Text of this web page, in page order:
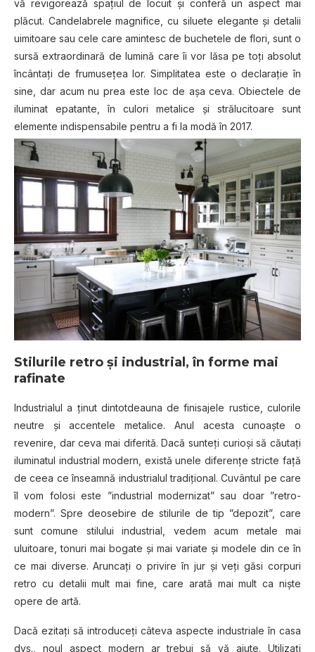
vă revigorează spațiul de locuit și conferă un aspect mai
plăcut. Candelabrele magnifice, cu siluete elegante și detalii
uimitoare sau cele care amintesc de buchetele de flori, sunt o
sursă extraordinară de lumină care îi vor lăsa pe toți absolut
încântați de frumusețea lor. Simplitatea este o declarație în
sine, dar acum nu prea este loc de așa ceva. Obiectele de
iluminat epatante, în culori metalice și strălucitoare sunt
elemente indispensabile pentru a fi la modă în 2017.
Stilurile retro și industrial, în forme mai
rafinate
Industrialul a ținut dintotdeauna de finisajele rustice, culorile
neutre și accentele metalice. Anul acesta cunoaște o
revenire, dar ceva mai diferită. Dacă sunteți curioși să căutați
iluminatul industrial modern, există unele diferențe stricte față
de ceea ce înseamnă industrialul tradițional. Cuvântul pe care
îl vom folosi este ”industrial modernizat” sau doar ”retro-
modern”. Spre deosebire de stilurile de tip ”depozit”, care
sunt comune stilului industrial, vedem acum metale mai
uluitoare, tonuri mai bogate și mai variate și modele din ce în
ce mai diverse. Aruncați o privire în jur și veți găsi corpuri
retro cu detalii mult mai fine, care arată mai mult ca niște
opere de artă.
Dacă ezitați să introduceți câteva aspecte industriale în casa
dvs., noul aspect modern ar trebui să vă ajute. Utilizați